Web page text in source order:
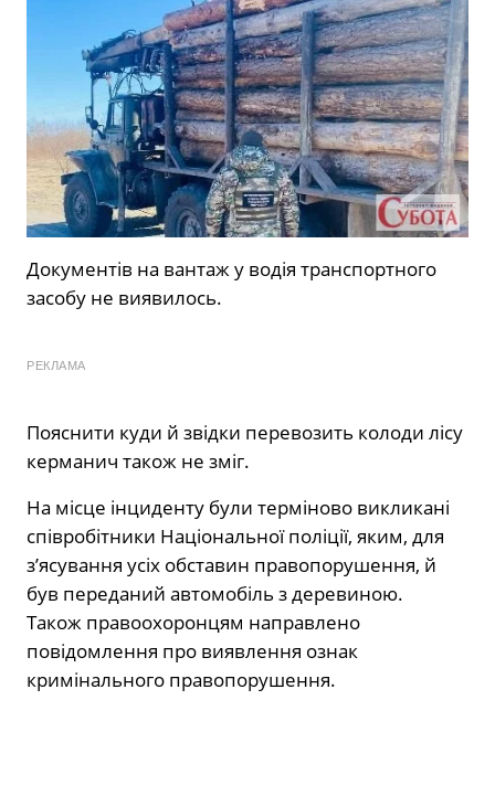
Документів на вантаж у водія транспортного
засобу не виявилось.
РЕКЛАМА
Пояснити куди й звідки перевозить колоди лісу
керманич також не зміг.
На місце інциденту були терміново викликані
співробітники Національної поліції, яким, для
з’ясування усіх обставин правопорушення, й
був переданий автомобіль з деревиною.
Також правоохоронцям направлено
повідомлення про виявлення ознак
кримінального правопорушення.